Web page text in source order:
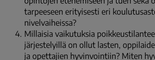
tarpeeseen erityisesti eri
nivelvaiheissa?
Millaisia vaikutuksia
järjestelyillä on ollut lasten,
ja opettajien hyvinvointiin? Miten